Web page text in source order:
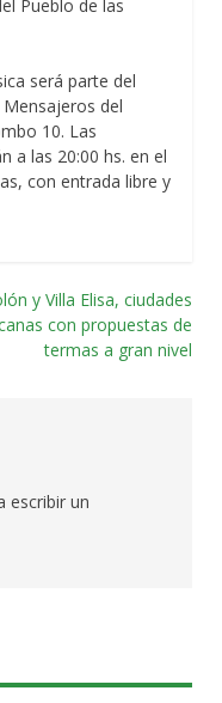
Pueblo de las
será parte del
del
10. Las
a las 20:00 hs. en el
con entrada libre y
y Villa Elisa, ciudades
con propuestas de
termas a gran nivel
escribir un